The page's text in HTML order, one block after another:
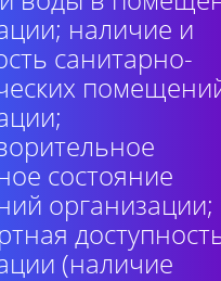
наличие и
санитарно-
состояние
организации;
(наличие